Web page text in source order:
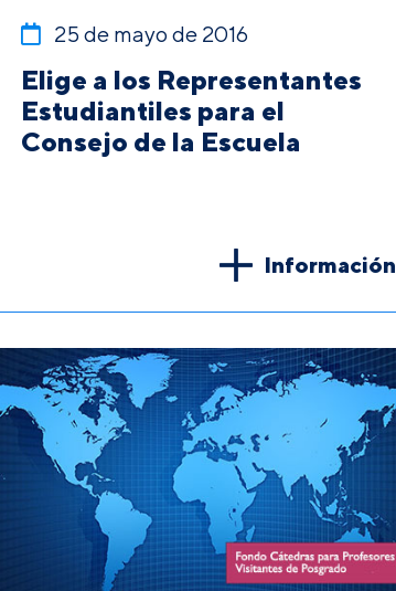
25 de mayo de 2016
Elige a los Representantes
Estudiantiles para el
Consejo de la Escuela
Información